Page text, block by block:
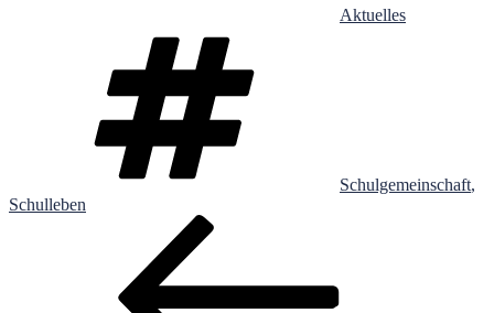
Aktuelles
Schulgemeinschaft,
Schulleben
Beitragsnavigation